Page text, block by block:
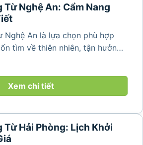
Từ Nghệ An: Cẩm Nang
Nghệ An là lựa chọn phù hợp
tìm về thiên nhiên, tận hưởng
và khám phá vẻ đẹp bình yên
Hóa. Với những bản làng mộc
Xem chi tiết
Từ Hải Phòng: Lịch Khởi